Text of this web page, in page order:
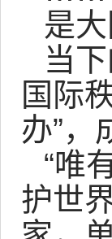
是
当
国际
办”，
“唯
护世